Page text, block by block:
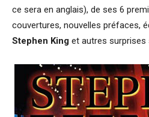
ce sera en anglais), de ses 6
couvertures, nouvelles préfaces,
Stephen King et autres surprises